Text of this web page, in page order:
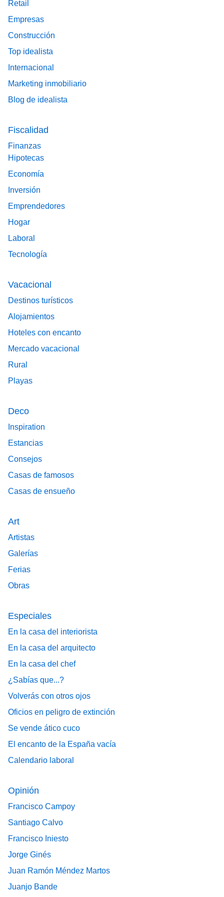
Retail
Empresas
Construcción
Top idealista
Internacional
Marketing inmobiliario
Blog de idealista
Fiscalidad
Finanzas
Hipotecas
Economía
Inversión
Emprendedores
Hogar
Laboral
Tecnología
Vacacional
Destinos turísticos
Alojamientos
Hoteles con encanto
Mercado vacacional
Rural
Playas
Deco
Inspiration
Estancias
Consejos
Casas de famosos
Casas de ensueño
Art
Artistas
Galerías
Ferias
Obras
Especiales
En la casa del interiorista
En la casa del arquitecto
En la casa del chef
¿Sabías que...?
Volverás con otros ojos
Oficios en peligro de extinción
Se vende ático cuco
El encanto de la España vacía
Calendario laboral
Opinión
Francisco Campoy
Santiago Calvo
Francisco Iniesto
Jorge Ginés
Juan Ramón Méndez Martos
Juanjo Bande